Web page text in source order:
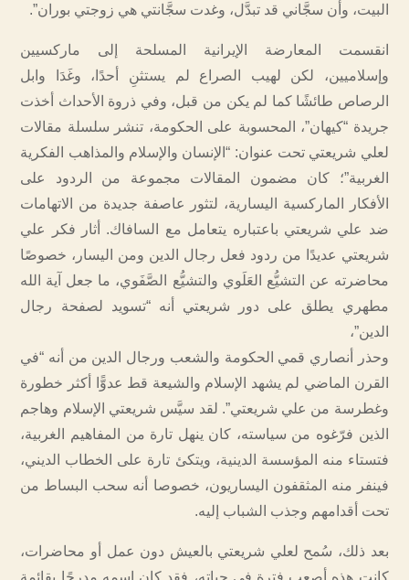
البيت، وأن سجَّاني قد تبدَّل، وغدت سجَّانتي هي زوجتي بوران”.
انقسمت المعارضة الإيرانية المسلحة إلى ماركسيين
وإسلاميين، لكن لهيب الصراع لم يستثنِ أحدًا، وغَدَا وابل
الرصاص طائشًا كما لم يكن من قبل، وفي ذروة الأحداث أخذت
جريدة “كيهان”، المحسوبة على الحكومة، تنشر سلسلة مقالات
لعلي شريعتي تحت عنوان: “الإنسان والإسلام والمذاهب الفكرية
الغربية”؛ كان مضمون المقالات مجموعة من الردود على
الأفكار الماركسية اليسارية، لتثور عاصفة جديدة من الاتهامات
ضد علي شريعتي باعتباره يتعامل مع السافاك. أثار فكر علي
شريعتي عديدًا من ردود فعل رجال الدين ومن اليسار، خصوصًا
محاضرته عن التشيُّع العَلَوي والتشيُّع الصَّفَوي، ما جعل آية الله
مطهري يطلق على دور شريعتي أنه “تسويد لصفحة رجال
الدين”،
وحذر أنصاري قمي الحكومة والشعب ورجال الدين من أنه “في
القرن الماضي لم يشهد الإسلام والشيعة قط عدوًّا أكثر خطورة
وغطرسة من علي شريعتي”. لقد سيَّس شريعتي الإسلام وهاجم
الذين فرّغوه من سياسته، كان ينهل تارة من المفاهيم الغربية،
فتستاء منه المؤسسة الدينية، ويتكئ تارة على الخطاب الديني،
فينفر منه المثقفون اليساريون، خصوصا أنه سحب البساط من
تحت أقدامهم وجذب الشباب إليه.
بعد ذلك، سُمح لعلي شريعتي بالعيش دون عمل أو محاضرات،
كانت هذه أصعب فترة في حياته، فقد كان اسمه مدرجًا بقائمة